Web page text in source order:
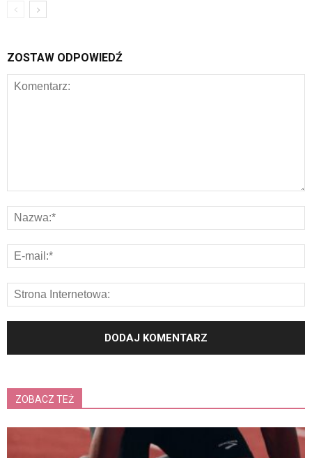
ZOSTAW ODPOWIEDŹ
ZOBACZ TEŻ